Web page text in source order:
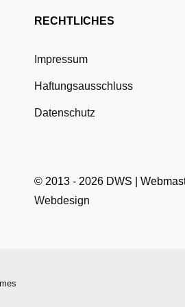
RECHTLICHES
Impressum
Haftungsausschluss
Datenschutz
© 2013 - 2026 DWS |
Webdesign